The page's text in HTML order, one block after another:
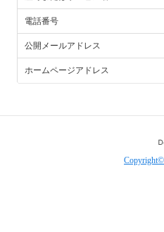
電話番号
公開メールアドレス
ホームページアドレス
Copyright©